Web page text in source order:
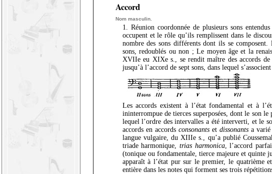
Accord
Nom masculin.
1. Réunion coordonnée de plusieurs sons
occupent et le rôle qu’ils remplissent dans le
nombre des sons différents dont ils se
sons, redoublés ou non ; Le moyen âge et la
XVIIe eu XIXe s., se rendit maître des accords de
jusqu’à l’accord de sept sons, dans lequel
Les accords existent à l’état fondamental et à
ininterrompue de tierces superposées, dont le son
lequel l’ordre des intervalles a été interverti, et le
accords en accords consonantsetdissonants a
langue vulgaire, du XIIIe s., qu’a publié
triade harmonique, trias harmonica, l’accord
(tonique ou fondamentale, tierce majeure et quinte
apparaît à l’état pur sur le premier, le quatrième
entière dans les notes qui forment ses trois